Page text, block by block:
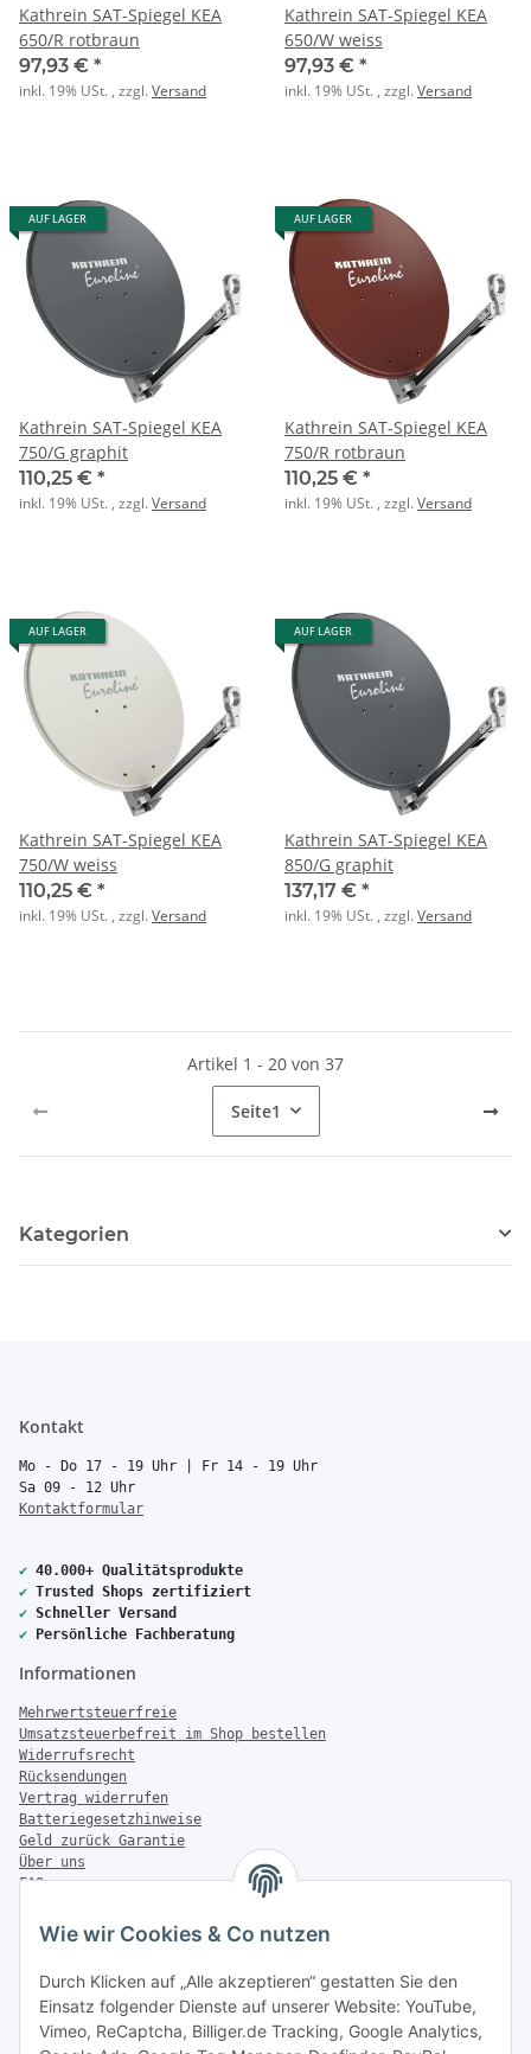
Wie wir Cookies & Co nutzen
Durch Klicken auf „Alle akzeptieren“ gestatten Sie den
Einsatz folgender Dienste auf unserer Website: YouTube,
Vimeo, ReCaptcha, Billiger.de Tracking, Google Analytics,
Kathrein SAT-Spiegel KEA
650/R rotbraun
97,93 € *
inkl. 19% USt. , zzgl.Versand
Kathrein SAT-Spiegel KEA
650/W weiss
97,93 € *
inkl. 19% USt. , zzgl.Versand
AUF LAGER
Kathrein SAT-Spiegel KEA
750/G graphit
110,25 € *
inkl. 19% USt. , zzgl.Versand
AUF LAGER
Kathrein SAT-Spiegel KEA
750/R rotbraun
110,25 € *
inkl. 19% USt. , zzgl.Versand
AUF LAGER
Kathrein SAT-Spiegel KEA
750/W weiss
110,25 € *
inkl. 19% USt. , zzgl.Versand
AUF LAGER
Kathrein SAT-Spiegel KEA
850/G graphit
137,17 € *
inkl. 19% USt. , zzgl.Versand
Artikel 1 - 20 von 37
Seite1
Kategorien
Kontakt
Mo - Do 17 - 19 Uhr | Fr 14 - 19 Uhr
Sa 09 - 12 Uhr
Kontaktformular
✔ 40.000+ Qualitätsprodukte
✔ Trusted Shops zertifiziert
✔ Schneller Versand
✔ Persönliche Fachberatung
Informationen
Mehrwertsteuerfreie
Umsatzsteuerbefreit im Shop bestellen
Widerrufsrecht
Rücksendungen
Vertrag widerrufen
Batteriegesetzhinweise
Geld zurück Garantie
Über uns
FAQ
Zahlung & Versand